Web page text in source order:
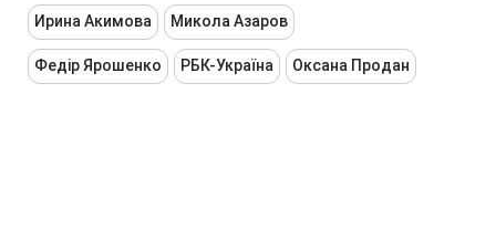
Ирина Акимова Микола Азаров
Федір Ярошенко РБК-Україна Оксана Продан